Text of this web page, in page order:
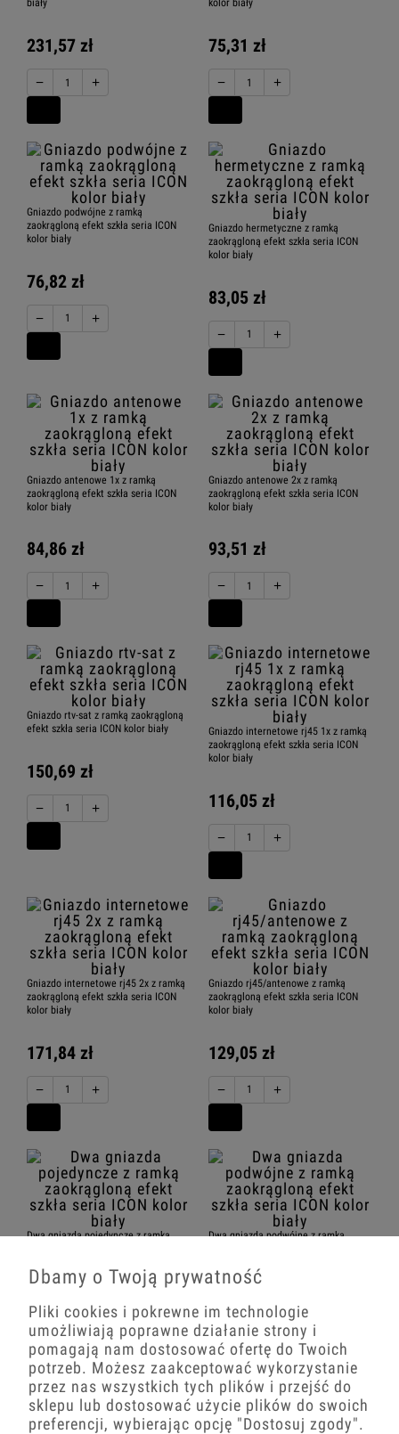
biały
231,57 zł
− +
kolor biały
75,31 zł
− +
Gniazdo podwójne z ramką
zaokrągloną efekt szkła seria ICON
kolor biały
76,82 zł
− +
Gniazdo hermetyczne z ramką
zaokrągloną efekt szkła seria ICON
kolor biały
83,05 zł
− +
Gniazdo antenowe 1x z ramką
zaokrągloną efekt szkła seria ICON
kolor biały
84,86 zł
− +
Gniazdo antenowe 2x z ramką
zaokrągloną efekt szkła seria ICON
kolor biały
93,51 zł
− +
Gniazdo rtv-sat z ramką zaokrągloną
efekt szkła seria ICON kolor biały
150,69 zł
− +
Gniazdo internetowe rj45 1x z ramką
zaokrągloną efekt szkła seria ICON
kolor biały
116,05 zł
− +
Gniazdo internetowe rj45 2x z ramką
zaokrągloną efekt szkła seria ICON
kolor biały
171,84 zł
− +
Gniazdo rj45/antenowe z ramką
zaokrągloną efekt szkła seria ICON
kolor biały
129,05 zł
− +
Dwa gniazda pojedyncze z ramką
138,24 zł
− +
Dwa gniazda podwójne z ramką
141,26 zł
− +
Dbamy o Twoją prywatność
Pliki cookies i pokrewne im technologie
umożliwiają poprawne działanie strony i
pomagają nam dostosować ofertę do Twoich
potrzeb. Możesz zaakceptować wykorzystanie
przez nas wszystkich tych plików i przejść do
sklepu lub dostosować użycie plików do swoich
preferencji, wybierając opcję "Dostosuj zgody".